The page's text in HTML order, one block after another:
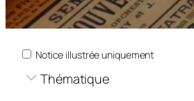
Notice illustrée uniquement
Thématique